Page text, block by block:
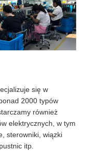
się w
2000 typów
również
elektrycznych, w tym
sterowniki, wiązki
itp.